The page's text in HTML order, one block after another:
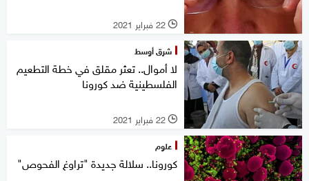
l 22 فبراير 2021
شرق أوسط
لا أموال.. تعثر مقلق في خطة التطعيم
الفلسطينية ضد كورونا
l 22 فبراير 2021
علوم
كورونا.. سلالة جديدة "تراوغ الفحوص"